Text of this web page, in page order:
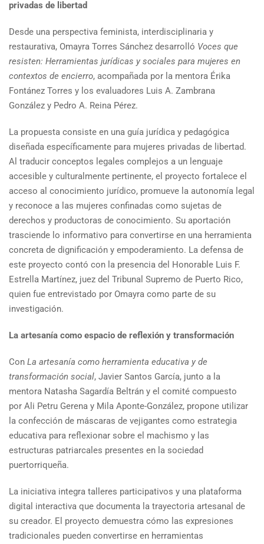
privadas de libertad
Desde una perspectiva feminista, interdisciplinaria y
restaurativa, Omayra Torres Sánchez desarrolló Voces que
resisten: Herramientas jurídicas y sociales para mujeres en
contextos de encierro, acompañada por la mentora Érika
Fontánez Torres y los evaluadores Luis A. Zambrana
González y Pedro A. Reina Pérez.
La propuesta consiste en una guía jurídica y pedagógica
diseñada específicamente para mujeres privadas de libertad.
Al traducir conceptos legales complejos a un lenguaje
accesible y culturalmente pertinente, el proyecto fortalece el
acceso al conocimiento jurídico, promueve la autonomía legal
y reconoce a las mujeres confinadas como sujetas de
derechos y productoras de conocimiento. Su aportación
trasciende lo informativo para convertirse en una herramienta
concreta de dignificación y empoderamiento. La defensa de
este proyecto contó con la presencia del Honorable Luis F.
Estrella Martínez, juez del Tribunal Supremo de Puerto Rico,
quien fue entrevistado por Omayra como parte de su
investigación.
La artesanía como espacio de reflexión y transformación
Con La artesanía como herramienta educativa y de
transformación social, Javier Santos García, junto a la
mentora Natasha Sagardía Beltrán y el comité compuesto
por Ali Petru Gerena y Mila Aponte-González, propone utilizar
la confección de máscaras de vejigantes como estrategia
educativa para reflexionar sobre el machismo y las
estructuras patriarcales presentes en la sociedad
puertorriqueña.
La iniciativa integra talleres participativos y una plataforma
digital interactiva que documenta la trayectoria artesanal de
su creador. El proyecto demuestra cómo las expresiones
tradicionales pueden convertirse en herramientas